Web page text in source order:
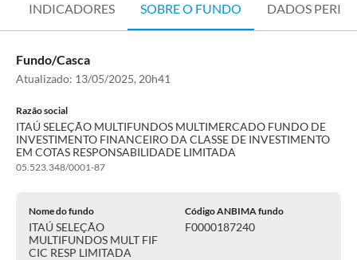
INDICADORES SOBRE O FUNDO DADOS
Fundo/Casca
Atualizado: 13/05/2025, 20h41
Razão social
ITAÚ SELEÇÃO MULTIFUNDOS MULTIMERCADO FUNDO DE
INVESTIMENTO FINANCEIRO DA CLASSE DE INVESTIMENTO
EM COTAS RESPONSABILIDADE LIMITADA
05.523.348/0001-87
Nome do fundo
ITAÚ SELEÇÃO
MULTIFUNDOS MULT FIF
CIC RESP LIMITADA
Código ANBIMA fundo
F0000187240